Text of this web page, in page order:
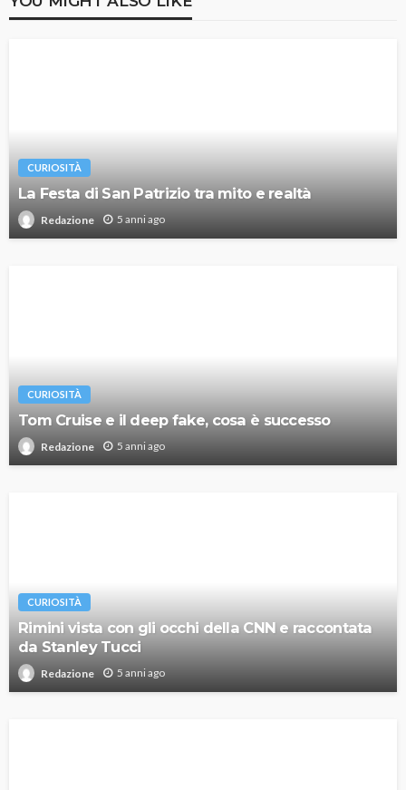
CURIOSITÀ
La Festa di San Patrizio tra mito e realtà
Redazione 5 anni ago
CURIOSITÀ
Tom Cruise e il deep fake, cosa è successo
Redazione 5 anni ago
CURIOSITÀ
Rimini vista con gli occhi della CNN e raccontata
da Stanley Tucci
Redazione 5 anni ago